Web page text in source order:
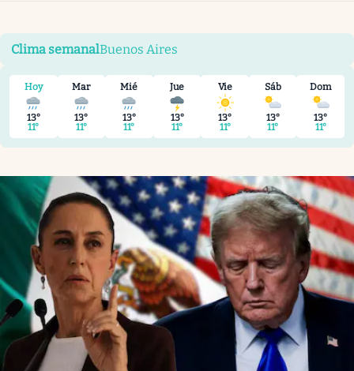
Apertura
Infotechnology
Clase
Clima
Mundial 2026
Eventos Corporativos
El Cronista Studio
Mediakit
abre en nueva pestaña
Argentina
Clima semanalBuenos Aires
Hoy
13°
11°
Mar
13°
11°
Mié
13°
11°
Jue
13°
11°
Vie
13°
11°
Sáb
13°
11°
Dom
13°
11°